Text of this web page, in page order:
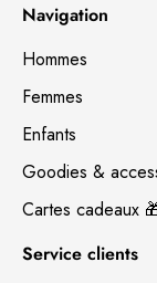
Navigation
Hommes
Femmes
Enfants
Goodies &
Cartes cadeaux
Service clients